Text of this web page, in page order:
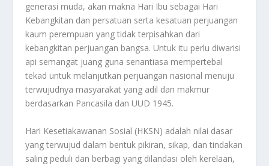
generasi muda, akan makna Hari Ibu sebagai Hari
Kebangkitan dan persatuan serta kesatuan perjuangan
kaum perempuan yang tidak terpisahkan dari
kebangkitan perjuangan bangsa. Untuk itu perlu diwarisi
api semangat juang guna senantiasa mempertebal
tekad untuk melanjutkan perjuangan nasional menuju
terwujudnya masyarakat yang adil dan makmur
berdasarkan Pancasila dan UUD 1945.
Hari Kesetiakawanan Sosial (HKSN) adalah nilai dasar
yang terwujud dalam bentuk pikiran, sikap, dan tindakan
saling peduli dan berbagi yang dilandasi oleh kerelaan,